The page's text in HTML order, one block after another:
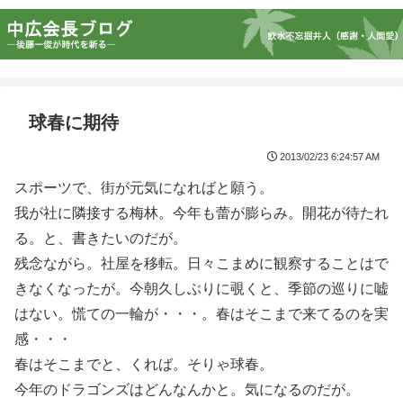
球春に期待
2013/02/23 6:24:57 AM
スポーツで、街が元気になればと願う。
我が社に隣接する梅林。今年も蕾が膨らみ。開花が待たれ
る。と、書きたいのだが。
残念ながら。社屋を移転。日々こまめに観察することはで
きなくなったが。今朝久しぶりに覗くと、季節の巡りに嘘
はない。慌ての一輪が・・・。春はそこまで来てるのを実
感・・・
春はそこまでと、くれば。そりゃ球春。
今年のドラゴンズはどんなんかと。気になるのだが。